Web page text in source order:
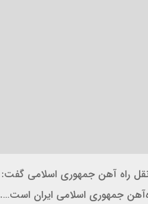
جمهوری اسلامی ایران است….